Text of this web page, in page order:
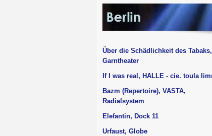
Über die Schädlichkeit des Tabaks,
Garntheater
If I was real, HALLE - cie. toula
Bazm (Repertoire), VASTA,
Radialsystem
Elefantin, Dock 11
Urfaust, Globe